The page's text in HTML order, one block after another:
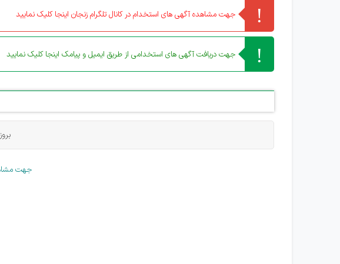
جهت مشاهده آگهی های استخدام در کانال تلگرام زنجان اینجا کلیک نمایید
جهت دریافت آگهی های استخدامی از طریق ایمیل و پیامک اینجا کلیک نمایید
جهت